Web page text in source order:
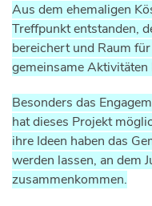
Aus dem ehemaligen
Treffpunkt entstanden,
bereichert und Raum
gemeinsame Aktivitäten
Besonders das
hat dieses Projekt
ihre Ideen haben das
werden lassen, an dem
zusammenkommen.